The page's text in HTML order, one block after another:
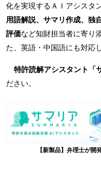
化を実現するＡＩアシスタ
用語解説、サマリ作成、独
評価など知財担当者に寄り
た、英語・中国語にも対応
特許読解アシスタント「
ださい。
【新製品】弁理士が